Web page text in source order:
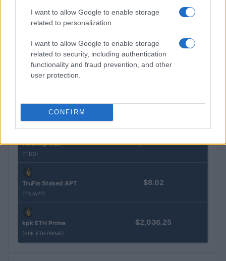
I want to allow Google to enable storage
related to personalization.
I want to allow Google to enable storage
related to security, including authentication
functionality and fraud prevention, and other
user protection.
CONFIRM
Stride Staked Injective
Vested XOR
(VXOR)
$3,407.11
JDB $0.022
FibSwap DEX
(FIBO)
$0.0085
TruFin Staked APT
(TRUAPT)
$8.02
kpk ETH Prime
(KPK ETH PRIME)
$2,036.25